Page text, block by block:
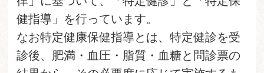
健指導」を行っています。
なお特定健康保健指導とは、特定健診を受
診後、肥満・血圧・脂質・血糖と問診票の